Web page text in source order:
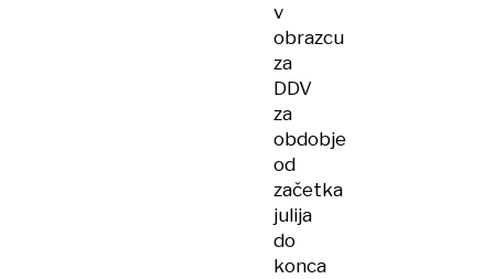
v
obrazcu
za
DDV
za
obdobje
od
začetka
julija
do
konca